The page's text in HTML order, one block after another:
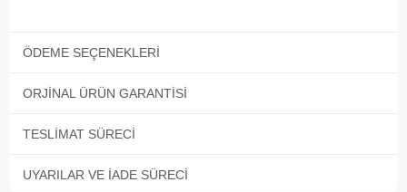
ÖDEME SEÇENEKLERI
ORJINAL ÜRÜN GARANTISI
TESLIMAT SÜRECI
UYARILAR VE İADE SÜRECI